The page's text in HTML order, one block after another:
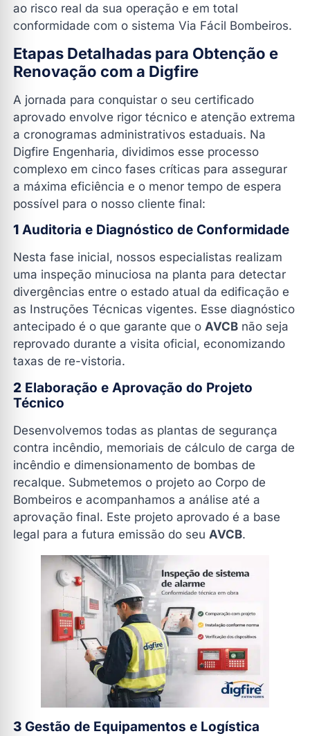
ao risco real da sua operação e em total
conformidade com o sistema Via Fácil Bombeiros.
Etapas Detalhadas para Obtenção e
Renovação com a Digfire
A jornada para conquistar o seu certificado
aprovado envolve rigor técnico e atenção extrema
a cronogramas administrativos estaduais. Na
Digfire Engenharia, dividimos esse processo
complexo em cinco fases críticas para assegurar
a máxima eficiência e o menor tempo de espera
possível para o nosso cliente final:
1 Auditoria e Diagnóstico de Conformidade
Nesta fase inicial, nossos especialistas realizam
uma inspeção minuciosa na planta para detectar
divergências entre o estado atual da edificação e
as Instruções Técnicas vigentes. Esse diagnóstico
antecipado é o que garante que o AVCB não seja
reprovado durante a visita oficial, economizando
taxas de re-vistoria.
2 Elaboração e Aprovação do Projeto
Técnico
Desenvolvemos todas as plantas de segurança
contra incêndio, memoriais de cálculo de carga de
incêndio e dimensionamento de bombas de
recalque. Submetemos o projeto ao Corpo de
Bombeiros e acompanhamos a análise até a
aprovação final. Este projeto aprovado é a base
legal para a futura emissão do seu AVCB.
3 Gestão de Equipamentos e Logística